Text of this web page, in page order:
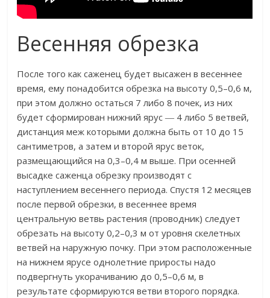
Весенняя обрезка
После того как саженец будет высажен в весеннее
время, ему понадобится обрезка на высоту 0,5–0,6 м,
при этом должно остаться 7 либо 8 почек, из них
будет сформирован нижний ярус ― 4 либо 5 ветвей,
дистанция меж которыми должна быть от 10 до 15
сантиметров, а затем и второй ярус веток,
размещающийся на 0,3–0,4 м выше. При осенней
высадке саженца обрезку производят с
наступлением весеннего периода. Спустя 12 месяцев
после первой обрезки, в весеннее время
центральную ветвь растения (проводник) следует
обрезать на высоту 0,2–0,3 м от уровня скелетных
ветвей на наружную почку. При этом расположенные
на нижнем ярусе однолетние приросты надо
подвергнуть укорачиванию до 0,5–0,6 м, в
результате сформируются ветви второго порядка.